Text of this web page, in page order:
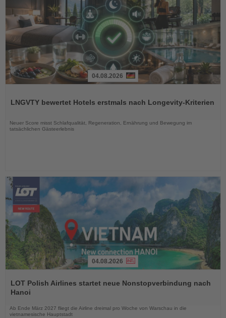
die
04.08.2026
LNGVTY bewertet Hotels erstmals nach Longevity-Kriterien
Neuer Score misst Schlafqualität, Regeneration, Ernährung und Bewegung im
tatsächlichen Gästeerlebnis
Sie
die
04.08.2026
LOT Polish Airlines startet neue Nonstopverbindung nach
Hanoi
Ab Ende März 2027 fliegt die Airline dreimal pro Woche von Warschau in die
vietnamesische Hauptstadt